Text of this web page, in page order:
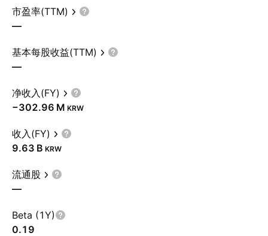
市盈率(TTM)
—
基本每股收益(TTM)
—
净收入(FY)
‪−302.96 M‬ KRW
收入(FY)
‪9.63 B‬ KRW
流通股
—
Beta (1Y)
0.19